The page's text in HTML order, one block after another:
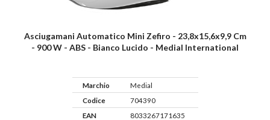
Asciugamani Automatico Mini Zefiro - 23,8x15,6x9,9 Cm
- 900 W - ABS - Bianco Lucido - Medial International
Marchio
Medial
Codice
704390
EAN
8033267171635